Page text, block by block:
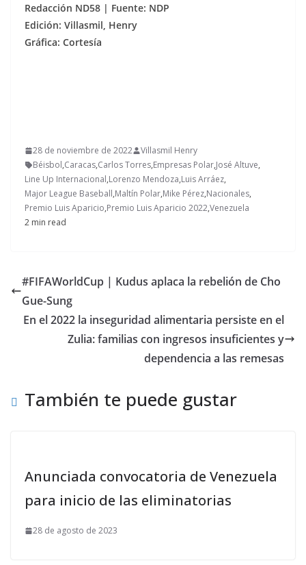
Redacción ND58 | Fuente: NDP
Edición: Villasmil, Henry
Gráfica: Cortesía
28 de noviembre de 2022
Villasmil Henry
Béisbol,Caracas,Carlos Torres,Empresas Polar,José Altuve,
Line Up Internacional,Lorenzo Mendoza,Luis Arráez,
Major League Baseball,Maltín Polar,Mike Pérez,Nacionales,
Premio Luis Aparicio,Premio Luis Aparicio 2022,Venezuela
2 min read
#FIFAWorldCup | Kudus aplaca la rebelión de Cho
Gue-Sung
En el 2022 la inseguridad alimentaria persiste en el
Zulia: familias con ingresos insuficientes y
dependencia a las remesas
También te puede gustar
Anunciada convocatoria de Venezuela
para inicio de las eliminatorias
28 de agosto de 2023